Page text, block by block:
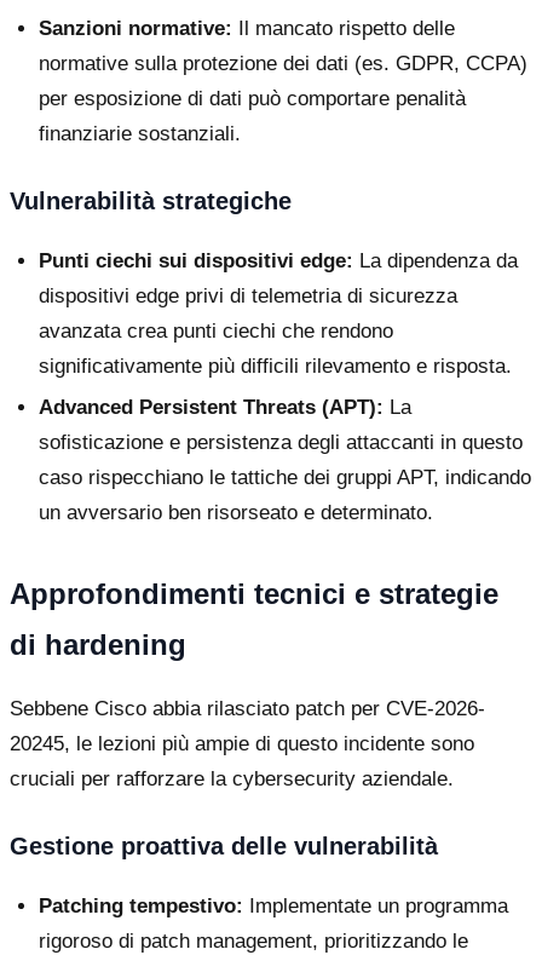
Sanzioni normative: Il mancato rispetto delle
normative sulla protezione dei dati (es. GDPR, CCPA)
per esposizione di dati può comportare penalità
finanziarie sostanziali.
Vulnerabilità strategiche
Punti ciechi sui dispositivi edge: La dipendenza da
dispositivi edge privi di telemetria di sicurezza
avanzata crea punti ciechi che rendono
significativamente più difficili rilevamento e risposta.
Advanced Persistent Threats (APT): La
sofisticazione e persistenza degli attaccanti in questo
caso rispecchiano le tattiche dei gruppi APT, indicando
un avversario ben risorseato e determinato.
Approfondimenti tecnici e strategie
di hardening
Sebbene Cisco abbia rilasciato patch per CVE-2026-
20245, le lezioni più ampie di questo incidente sono
cruciali per rafforzare la cybersecurity aziendale.
Gestione proattiva delle vulnerabilità
Patching tempestivo:
Implementate un programma
rigoroso di patch management, prioritizzando le